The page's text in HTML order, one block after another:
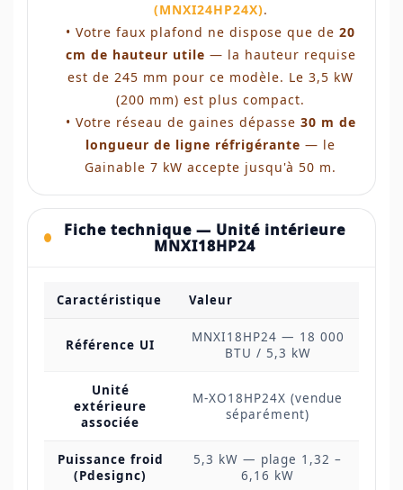
(MNXI24HP24X).
• Votre faux plafond ne dispose que de 20
cm de hauteur utile — la hauteur requise
est de 245 mm pour ce modèle. Le 3,5 kW
(200 mm) est plus compact.
• Votre réseau de gaines dépasse 30 m de
longueur de ligne réfrigérante — le
Gainable 7 kW accepte jusqu'à 50 m.
Fiche technique — Unité intérieure
MNXI18HP24
Caractéristique Valeur
Référence UI
MNXI18HP24 — 18 000
BTU / 5,3 kW
Unité
extérieure
associée
M-XO18HP24X (vendue
séparément)
Puissance froid
(Pdesignc)
5,3 kW — plage 1,32 –
6,16 kW